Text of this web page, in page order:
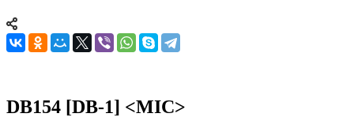
DB154 [DB-1] <MIC>